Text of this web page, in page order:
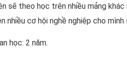
sẽ theo học trên nhiều mảng khác
nhiều cơ hội nghề nghiệp cho
học: 2 năm.